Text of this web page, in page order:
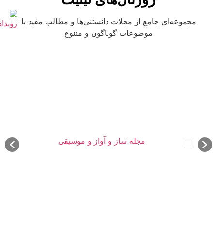
مجموعه‌ای جامع از مجلات دانستنی‌ها و مطالب مفید با
موضوعات گوناگون و متنوع